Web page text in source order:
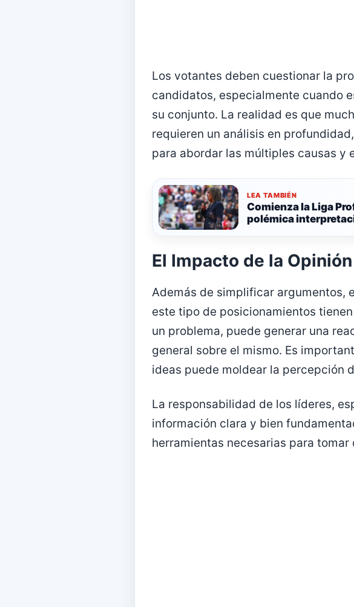
Los votantes deben cuestionar la
candidatos, especialmente cuando
su conjunto. La realidad es que
requieren un análisis en
para abordar las múltiples causas y
LEA TAMBIÉN
Comienza la Liga
polémica
El Impacto de la
Además de simplificar argumentos,
este tipo de posicionamientos
un problema, puede generar una
general sobre el mismo. Es
ideas puede moldear la percepción
La responsabilidad de los líderes,
información clara y bien
herramientas necesarias para